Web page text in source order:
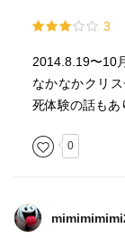
3
2014.8.19〜10
なかなかクリ
死体験の話もあ
0